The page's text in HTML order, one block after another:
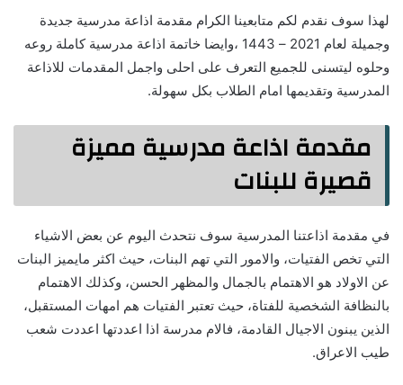
لهذا سوف نقدم لكم متابعينا الكرام مقدمة اذاعة مدرسية جديدة
وجميلة لعام 2021 – 1443 ،وايضا خاتمة اذاعة مدرسية كاملة روعه
وحلوه ليتسنى للجميع التعرف على احلى واجمل المقدمات للاذاعة
المدرسية وتقديمها امام الطلاب بكل سهولة.
مقدمة اذاعة مدرسية مميزة
قصيرة للبنات
في مقدمة اذاعتنا المدرسية سوف نتحدث اليوم عن بعض الاشياء
التي تخص الفتيات، والامور التي تهم البنات، حيث اكثر مايميز البنات
عن الاولاد هو الاهتمام بالجمال والمظهر الحسن، وكذلك الاهتمام
بالنظافة الشخصية للفتاة، حيث تعتبر الفتيات هم امهات المستقبل،
الذين يبنون الاجيال القادمة، فالام مدرسة اذا اعددتها اعددت شعب
طيب الاعراق.